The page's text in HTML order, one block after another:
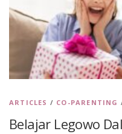
ARTICLES / CO-PARENTING
Belajar Legowo